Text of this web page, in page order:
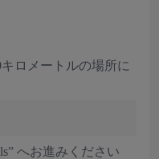
ロメートルの場所に
へお進みください